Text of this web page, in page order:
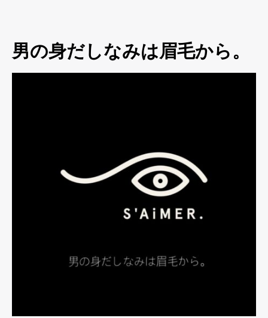
男の身だしなみは眉毛から。